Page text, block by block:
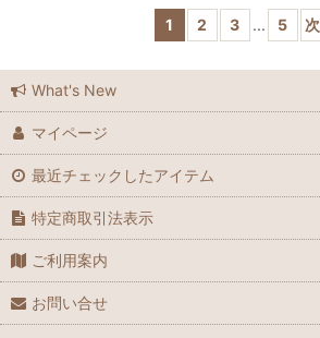
1 2 3 ... 5 次
What's New
マイページ
最近チェックしたアイテム
特定商取引法表示
ご利用案内
お問い合せ